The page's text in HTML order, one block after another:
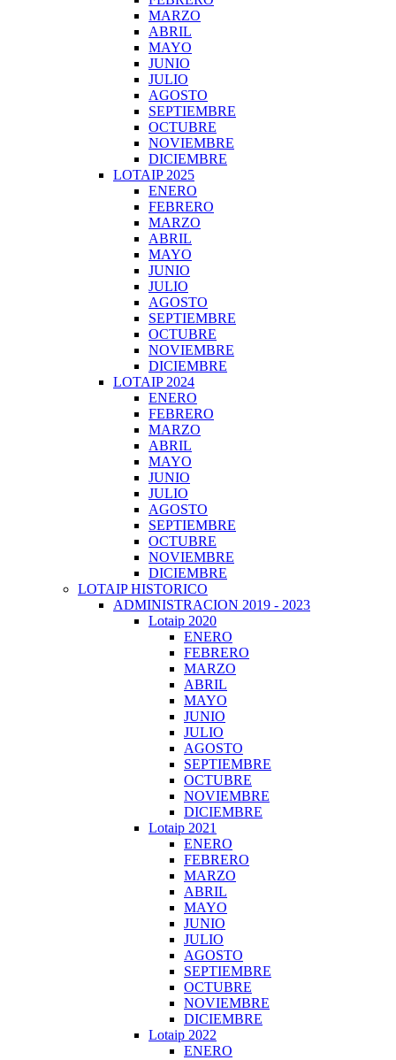
MARZO
ABRIL
MAYO
JUNIO
JULIO
AGOSTO
SEPTIEMBRE
OCTUBRE
NOVIEMBRE
DICIEMBRE
LOTAIP 2025
ENERO
FEBRERO
MARZO
ABRIL
MAYO
JUNIO
JULIO
AGOSTO
SEPTIEMBRE
OCTUBRE
NOVIEMBRE
DICIEMBRE
LOTAIP 2024
ENERO
FEBRERO
MARZO
ABRIL
MAYO
JUNIO
JULIO
AGOSTO
SEPTIEMBRE
OCTUBRE
NOVIEMBRE
DICIEMBRE
LOTAIP HISTORICO
ADMINISTRACION 2019 - 2023
Lotaip 2020
ENERO
FEBRERO
MARZO
ABRIL
MAYO
JUNIO
JULIO
AGOSTO
SEPTIEMBRE
OCTUBRE
NOVIEMBRE
DICIEMBRE
Lotaip 2021
ENERO
FEBRERO
MARZO
ABRIL
MAYO
JUNIO
JULIO
AGOSTO
SEPTIEMBRE
OCTUBRE
NOVIEMBRE
DICIEMBRE
Lotaip 2022
ENERO